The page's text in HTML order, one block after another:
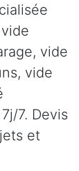
vide
vide
7. Devis
et